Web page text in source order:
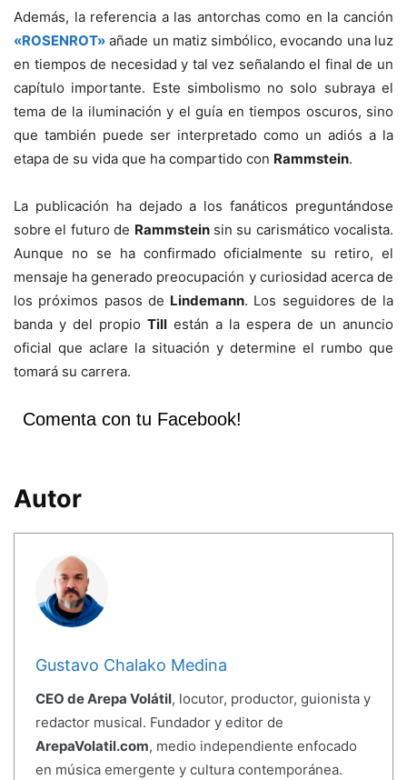
Además, la referencia a las antorchas como en la canción
«ROSENROT» añade un matiz simbólico, evocando una luz
en tiempos de necesidad y tal vez señalando el final de un
capítulo importante. Este simbolismo no solo subraya el
tema de la iluminación y el guía en tiempos oscuros, sino
que también puede ser interpretado como un adiós a la
etapa de su vida que ha compartido con Rammstein.
La publicación ha dejado a los fanáticos preguntándose
sobre el futuro de Rammsteinsin su carismático vocalista.
Aunque no se ha confirmado oficialmente su retiro, el
mensaje ha generado preocupación y curiosidad acerca de
los próximos pasos de Lindemann. Los seguidores de la
banda y del propio Till están a la espera de un anuncio
oficial que aclare la situación y determine el rumbo que
tomará su carrera.
Comenta con tu Facebook!
Autor
Gustavo Chalako Medina
CEO de Arepa Volátil, locutor, productor, guionista y
redactor musical. Fundador y editor de
ArepaVolatil.com, medio independiente enfocado
en música emergente y cultura contemporánea.